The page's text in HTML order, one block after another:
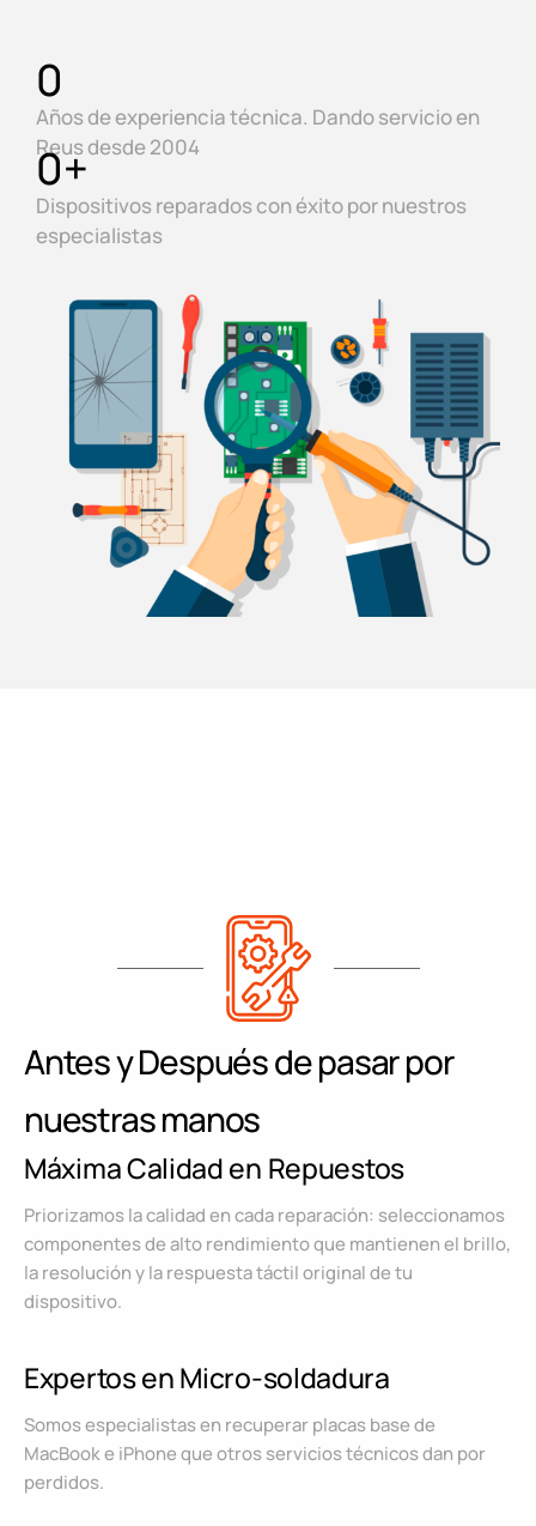
Años de experiencia técnica. Dando servicio en
Reus desde 2004
0
Dispositivos reparados con éxito por nuestros
especialistas
0+
Antes y Después de pasar por
nuestras manos
Máxima Calidad en Repuestos
Priorizamos la calidad en cada reparación: seleccionamos
componentes de alto rendimiento que mantienen el brillo,
la resolución y la respuesta táctil original de tu
dispositivo.
Expertos en Micro-soldadura
Somos especialistas en recuperar placas base de
MacBook e iPhone que otros servicios técnicos dan por
perdidos.